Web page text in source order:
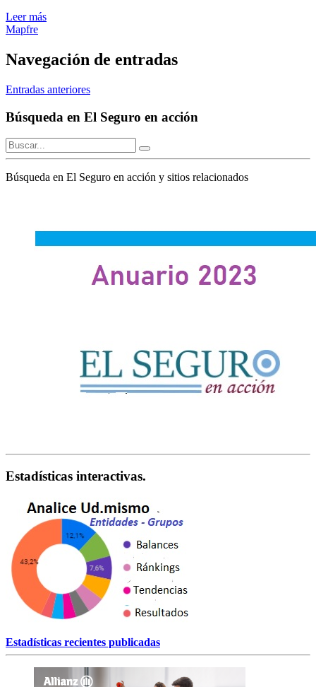
Leer más
Mapfre
Navegación de entradas
Entradas anteriores
Búsqueda en El Seguro en acción
Búsqueda en El Seguro en acción y sitios relacionados
Estadísticas interactivas.
Estadísticas recientes publicadas